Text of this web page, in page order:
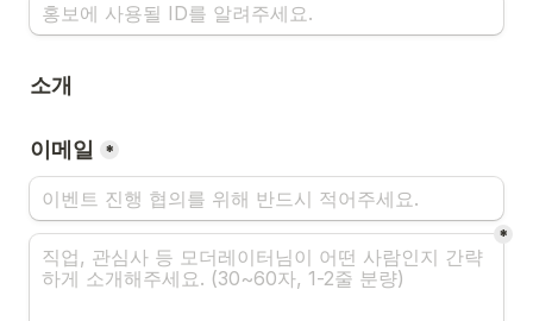
소개
이메일 *
*